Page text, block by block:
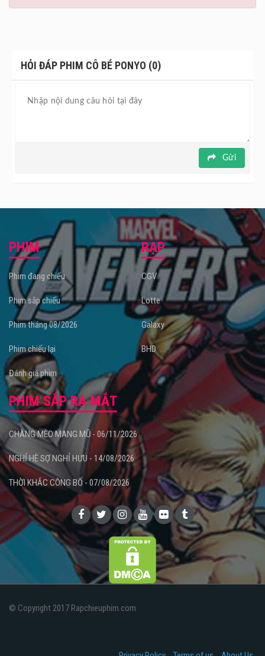
HỎI ĐÁP PHIM CÔ BÉ PONYO (0)
Gửi
PHIM
Phim đang chiếu
Phim sắp chiếu
Phim tháng 08/2026
Phim chiếu lại
Đánh giá phim
RẠP
CGV
Lotte
Galaxy
BHD
PHIM SẮP RA MẮT
CHÀNG MÈO MANG MŨ - 06/11/2026
NGHỈ HÈ SỢ NGHỈ HƯU - 14/08/2026
THỜI KHẮC CÔNG BỐ - 07/08/2026
© Copyright 2017 Rapchieuphim.com